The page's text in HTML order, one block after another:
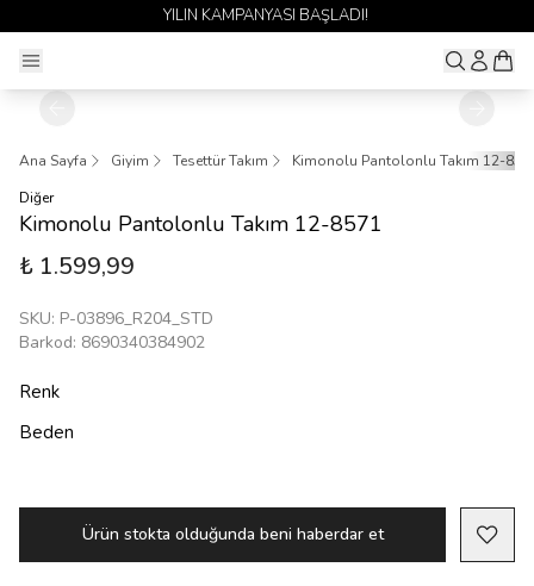
YILIN KAMPANYASI BAŞLADI!
Ana Sayfa Giyim Tesettür Takım
Kimonolu Pantolonlu Takım 12-
Diğer
Kimonolu Pantolonlu Takım 12-8571
₺ 1.599,99
SKU: P-03896_R204_STD
Barkod: 8690340384902
Renk
Beden
Ürün stokta olduğunda beni haberdar et